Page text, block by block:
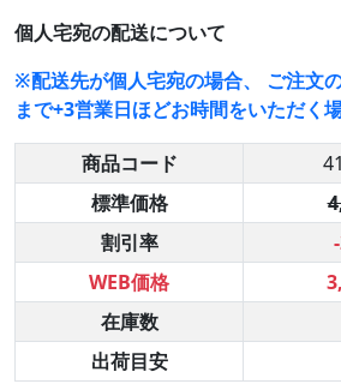
個人宅宛の配送について
※配送先が個人宅宛の場合、 ご注文
まで+3営業日ほどお時間をいただく
商品コード
標準価格
割引率
WEB価格
在庫数
出荷目安